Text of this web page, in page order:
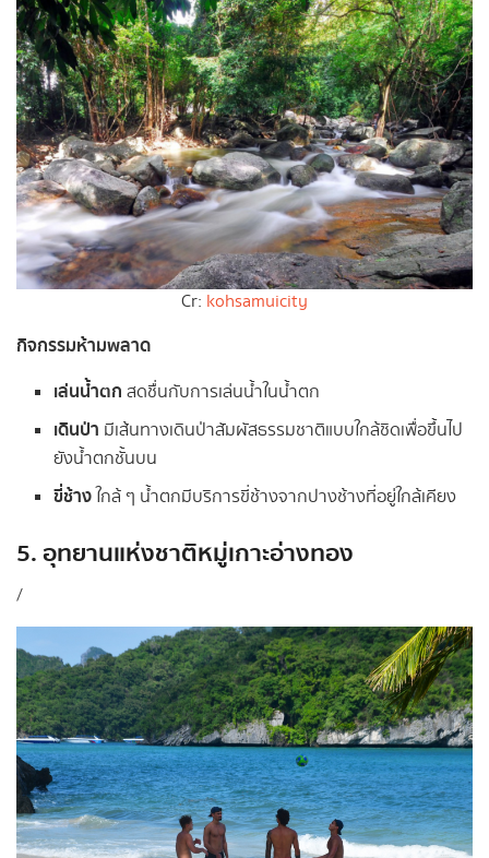
Cr: kohsamuicity
กิจกรรมห้ามพลาด
เล่นน้ำตกสดชื่นกับการเล่นน้ำในน้ำตก
เดินป่า มีเส้นทางเดินป่าสัมผัสธรรมชาติแบบใกล้ชิดเพื่อขึ้นไป
ยังน้ำตกชั้นบน
ขี่ช้างใกล้ ๆ น้ำตกมีบริการขี่ช้างจากปางช้างที่อยู่ใกล้เคียง
5. อุทยานแห่งชาติหมู่เกาะอ่างทอง
/